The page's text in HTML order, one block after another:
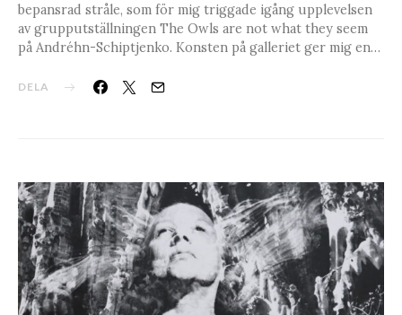
bepansrad stråle, som för mig triggade igång upplevelsen
av grupputställningen The Owls are not what they seem
på Andréhn-Schiptjenko. Konsten på galleriet ger mig en…
DELA